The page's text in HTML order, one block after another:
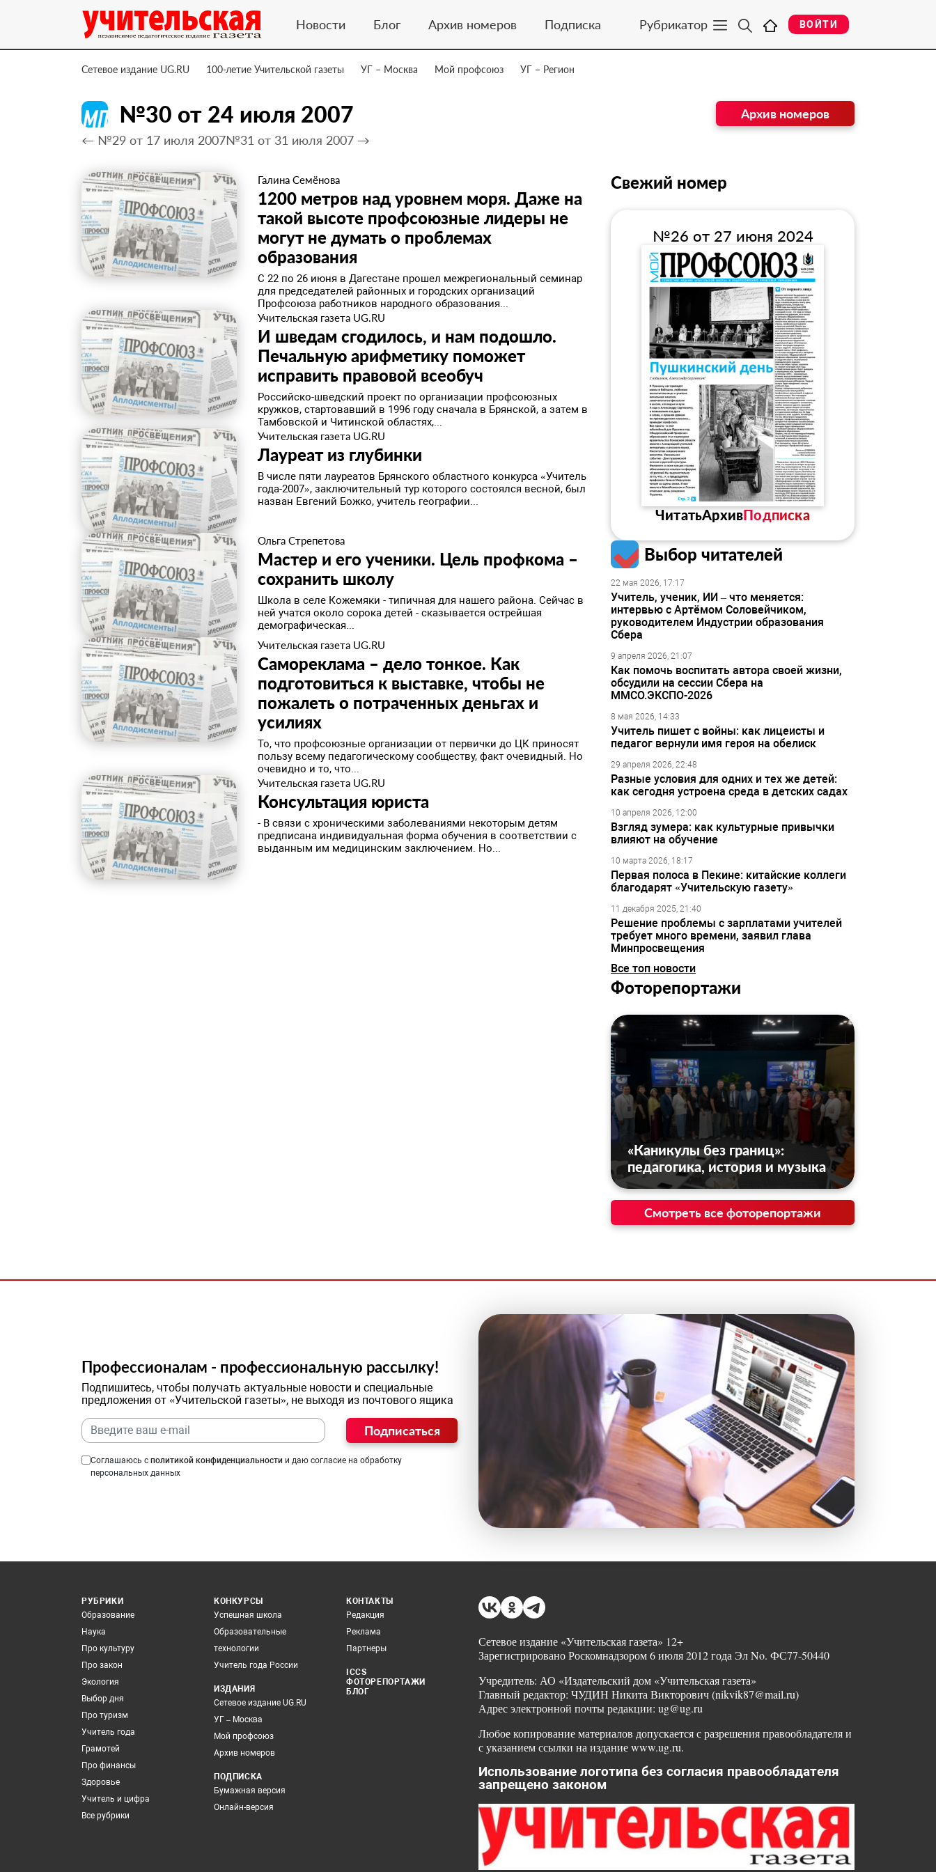
Новости Блог Архив номеров Подписка Рубрикатор ВОЙТИ
Сетевое издание UG.RU 100-летие Учительской газеты УГ – Москва Мой профсоюз УГ – Регион
№30 от 24 июля 2007
← №29 от 17 июля 2007№31 от 31 июля 2007 →
Архив номеров
Галина Семёнова
1200 метров над уровнем моря. Даже на
такой высоте профсоюзные лидеры не
могут не думать о проблемах
образования
С 22 по 26 июня в Дагестане прошел межрегиональный семинар
для председателей районных и городских организаций
Профсоюза работников народного образования...
Учительская газета UG.RU
И шведам сгодилось, и нам подошло.
Печальную арифметику поможет
исправить правовой всеобуч
Российско-шведский проект по организации профсоюзных
кружков, стартовавший в 1996 году сначала в Брянской, а затем в
Тамбовской и Читинской областях,...
Учительская газета UG.RU
Лауреат из глубинки
В числе пяти лауреатов Брянского областного конкурса «Учитель
года-2007», заключительный тур которого состоялся весной, был
назван Евгений Божко, учитель географии...
Ольга Стрепетова
Мастер и его ученики. Цель профкома –
сохранить школу
Школа в селе Кожемяки - типичная для нашего района. Сейчас в
ней учатся около сорока детей - сказывается острейшая
демографическая...
Учительская газета UG.RU
Самореклама – дело тонкое. Как
подготовиться к выставке, чтобы не
пожалеть о потраченных деньгах и
усилиях
То, что профсоюзные организации от первички до ЦК приносят
пользу всему педагогическому сообществу, факт очевидный. Но
очевидно и то, что...
Учительская газета UG.RU
Консультация юриста
- В связи с хроническими заболеваниями некоторым детям
предписана индивидуальная форма обучения в соответствии с
выданным им медицинским заключением. Но...
Свежий номер
№26 от 27 июня 2024
ЧитатьАрхивПодписка
Выбор читателей
22 мая 2026, 17:17
Учитель, ученик, ИИ – что меняется:
интервью с Артёмом Соловейчиком,
руководителем Индустрии образования
Сбера
9 апреля 2026, 21:07
Как помочь воспитать автора своей жизни,
обсудили на сессии Сбера на
ММСО.ЭКСПО-2026
8 мая 2026, 14:33
Учитель пишет с войны: как лицеисты и
педагог вернули имя героя на обелиск
29 апреля 2026, 22:48
Разные условия для одних и тех же детей:
как сегодня устроена среда в детских садах
10 апреля 2026, 12:00
Взгляд зумера: как культурные привычки
влияют на обучение
10 марта 2026, 18:17
Первая полоса в Пекине: китайские коллеги
благодарят «Учительскую газету»
11 декабря 2025, 21:40
Решение проблемы с зарплатами учителей
требует много времени, заявил глава
Минпросвещения
Все топ новости
Фоторепортажи
«Каникулы без границ»:
педагогика, история и музыка
Смотреть все фоторепортажи
Профессионалам - профессиональную рассылку!
Подпишитесь, чтобы получать актуальные новости и специальные
предложения от «Учительской газеты», не выходя из почтового ящика
Подписаться
Соглашаюсь с политикой конфиденциальности и даю согласие на обработку
персональных данных
РУБРИКИ
Образование
Наука
Про культуру
Про закон
Экология
Выбор дня
Про туризм
Учитель года
Грамотей
Про финансы
Здоровье
Учитель и цифра
Все рубрики
КОНКУРСЫ
Успешная школа
Образовательные
технологии
Учитель года России
ИЗДАНИЯ
Сетевое издание UG.RU
УГ – Москва
Мой профсоюз
Архив номеров
ПОДПИСКА
Бумажная версия
Онлайн-версия
КОНТАКТЫ
Редакция
Реклама
Партнеры
ICCS
ФОТОРЕПОРТАЖИ
БЛОГ
Сетевое издание «Учительская газета» 12+
Зарегистрировано Роскомнадзором 6 июля 2012 года Эл No. ФС77-50440
Учредитель: АО «Издательский дом «Учительская газета»
Главный редактор: ЧУДИН Никита Викторович (nikvik87@mail.ru)
Адрес электронной почты редакции: ug@ug.ru
Любое копирование материалов допускается с разрешения правообладателя и
с указанием ссылки на издание www.ug.ru.
Использование логотипа без согласия правообладателя
запрещено законом